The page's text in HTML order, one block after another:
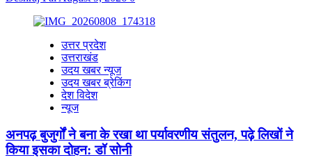
उत्तर प्रदेश
उत्तराखंड
उदय खबर न्यूज
उदय खबर ब्रेकिंग
देश विदेश
न्यूज
अनपढ़ बुजुर्गों ने बना के रखा था पर्यावरणीय संतुलन, पढ़े लिखों ने
किया इसका दोहन: डॉ सोनी